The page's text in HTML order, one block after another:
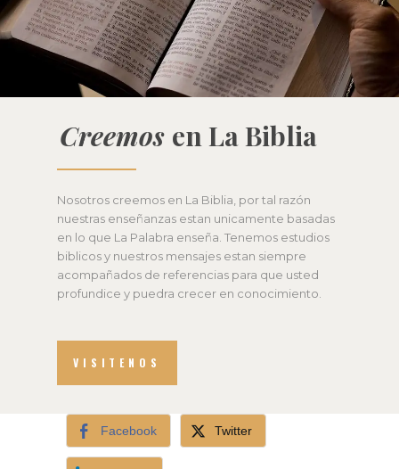
Creemos en La Biblia
Nosotros creemos en La Biblia, por tal razón
nuestras enseñanzas estan unicamente basadas
en lo que La Palabra enseña. Tenemos estudios
biblicos y nuestros mensajes estan siempre
acompañados de referencias para que usted
profundice y puedra crecer en conocimiento.
VISITENOS
Facebook Twitter